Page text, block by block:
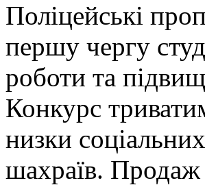
Поліцейські
першу чергу
роботи та
Конкурс
низки
шахраїв. Продаж